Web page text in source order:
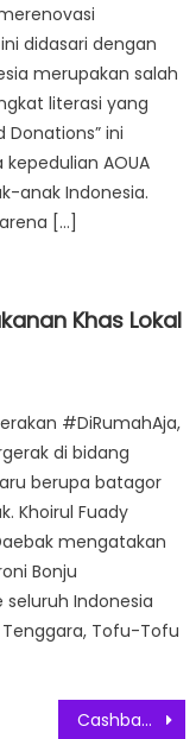
didasari dengan
merupakan salah
literasi yang
ini
AOUA
anak Indonesia.
[…]
Khas Lokal
#DiRumahAja,
di bidang
berupa batagor
Khoirul Fuady
mengatakan
Bonju
Indonesia
Tofu-Tofu
Cashback Kilat: Deposit $50, Dapatkan Ekstra $50 dan Menangkan PS5